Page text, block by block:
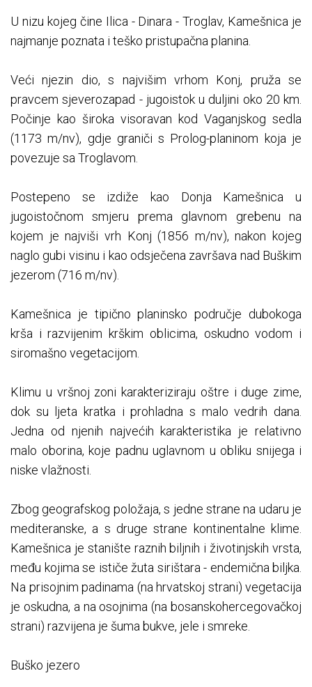
U nizu kojeg čine Ilica - Dinara - Troglav, Kamešnica je
najmanje poznata i teško pristupačna planina.
Veći njezin dio, s najvišim vrhom Konj, pruža se
pravcem sjeverozapad - jugoistok u duljini oko 20 km.
Počinje kao široka visoravan kod Vaganjskog sedla
(1173 m/nv), gdje graniči s Prolog-planinom koja je
povezuje sa Troglavom.
Postepeno se izdiže kao Donja Kamešnica u
jugoistočnom smjeru prema glavnom grebenu na
kojem je najviši vrh Konj (1856 m/nv), nakon kojeg
naglo gubi visinu i kao odsječena završava nad Buškim
jezerom (716 m/nv).
Kamešnica je tipično planinsko područje dubokoga
krša i razvijenim krškim oblicima, oskudno vodom i
siromašno vegetacijom.
Klimu u vršnoj zoni karakteriziraju oštre i duge zime,
dok su ljeta kratka i prohladna s malo vedrih dana.
Jedna od njenih najvećih karakteristika je relativno
malo oborina, koje padnu uglavnom u obliku snijega i
niske vlažnosti.
Zbog geografskog položaja, s jedne strane na udaru je
mediteranske, a s druge strane kontinentalne klime.
Kamešnica je stanište raznih biljnih i životinjskih vrsta,
među kojima se ističe žuta sirištara - endemična biljka.
Na prisojnim padinama (na hrvatskoj strani) vegetacija
je oskudna, a na osojnima (na bosanskohercegovačkoj
strani) razvijena je šuma bukve, jele i smreke.
Buško jezero